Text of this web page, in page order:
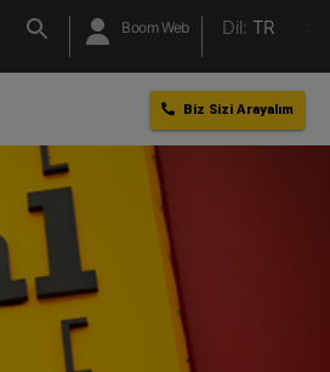
Boom Web Dil: TR
Biz Sizi Arayalım